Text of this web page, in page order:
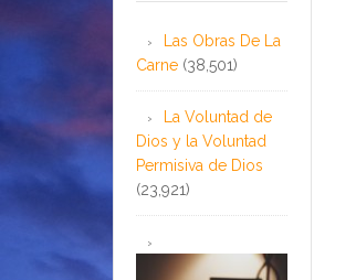
Las Obras De La
Carne (38,501)
La Voluntad de
Dios y la Voluntad
Permisiva de Dios
(23,921)